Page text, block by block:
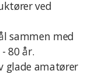
ved
sammen med
80 år.
glade amatører